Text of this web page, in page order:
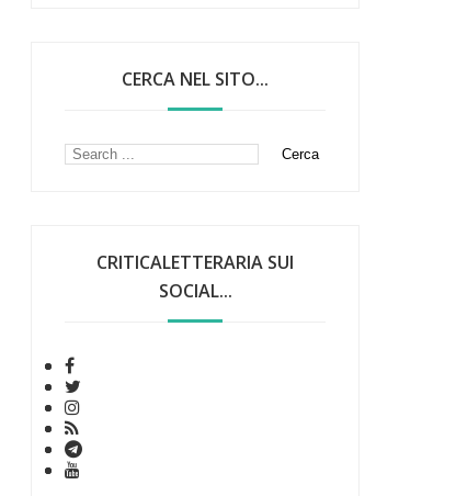
CERCA NEL SITO...
CRITICALETTERARIA SUI
SOCIAL...